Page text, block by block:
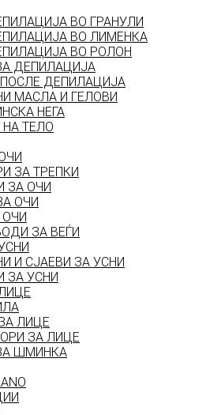
ВО ГРАНУЛИ
ВО ЛИМЕНКА
ВО РОЛОН
ДЕПИЛАЦИЈА
ПОСЛЕ ДЕПИЛАЦИЈА
МАСЛА И ГЕЛОВИ
НЕГА
НА ТЕЛО
ЗА ТРЕПКИ
ЗА ОЧИ
ОЧИ
ЗА ВЕЃИ
И СЈАЕВИ ЗА УСНИ
ЗА УСНИ
ЛИЦЕ
ЗА ЛИЦЕ
ШМИНКА